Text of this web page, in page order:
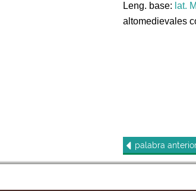
Leng. base: lat.
altomedievales
palabra